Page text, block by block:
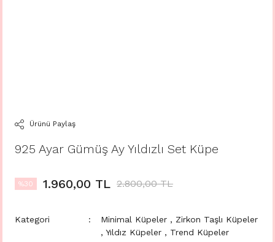
Ürünü Paylaş
925 Ayar Gümüş Ay Yıldızlı Set Küpe
%30 1.960,00 TL 2.800,00 TL
Kategori Minimal Küpeler , Zirkon Taşlı Küpeler
, Yıldız Küpeler , Trend Küpeler